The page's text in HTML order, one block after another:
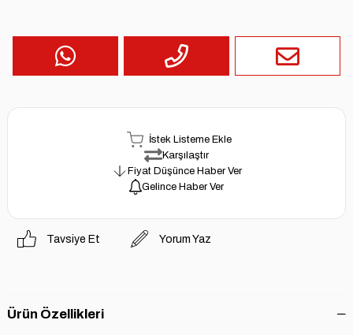
İstek Listeme Ekle
Karşılaştır
Fiyat Düşünce Haber Ver
Gelince Haber Ver
Tavsiye Et Yorum Yaz
Ürün Özellikleri